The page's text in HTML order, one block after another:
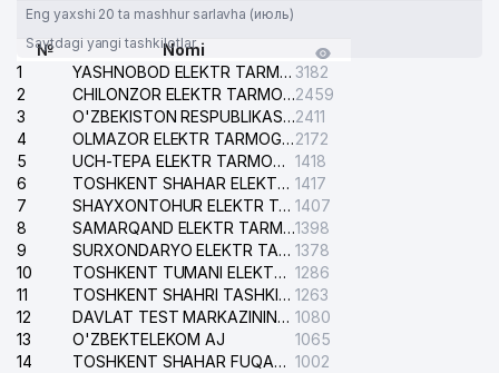
Eng yaxshi 20 ta mashhur sarlavha (июль)
Saytdagi yangi tashkilotlar
№
Nomi
1
YASHNOBOD ELEKTR TARMOG'I NOSOZLIKLARI XIZMATI 3182
2
CHILONZOR ELEKTR TARMOG'I NOSOZLIK XIZMATI2459
3
O'ZBEKISTON RESPUBLIKASI BOSH PROKURATURASI ISHONCH TELEFONI2411
4
OLMAZOR ELEKTR TARMOG'I NOSOZLIKLARI XIZMATI2172
5
UCH-TEPA ELEKTR TARMOG'I NOSOZLIKLARI XIZMATI 1418
6
TOSHKENT SHAHAR ELEKTR TARMOQLARI KORXONASI AJ 1417
7
SHAYXONTOHUR ELEKTR TARMOG'I NOSOZLIKLARINI TUZATISH XIZMATI 1407
8
SAMARQAND ELEKTR TARMOQLARI AJ1398
9
SURXONDARYO ELEKTR TARMOQLARI AJ 1378
10
TOSHKENT TUMANI ELEKTR TARMOG'I AVARIYA XIZMATI 1286
11
TOSHKENT SHAHRI TASHKILOT TELEFONLARI HAQIDA MA'LUMOT BYUROSI 1263
12
DAVLAT TEST MARKAZINING ISHONCH TELEFONLARI 1080
13
O'ZBEKTELEKOM AJ
1065
14
TOSHKENT SHAHAR FUQAROLIK ISHLARI BO'YICHA SUDI 1002